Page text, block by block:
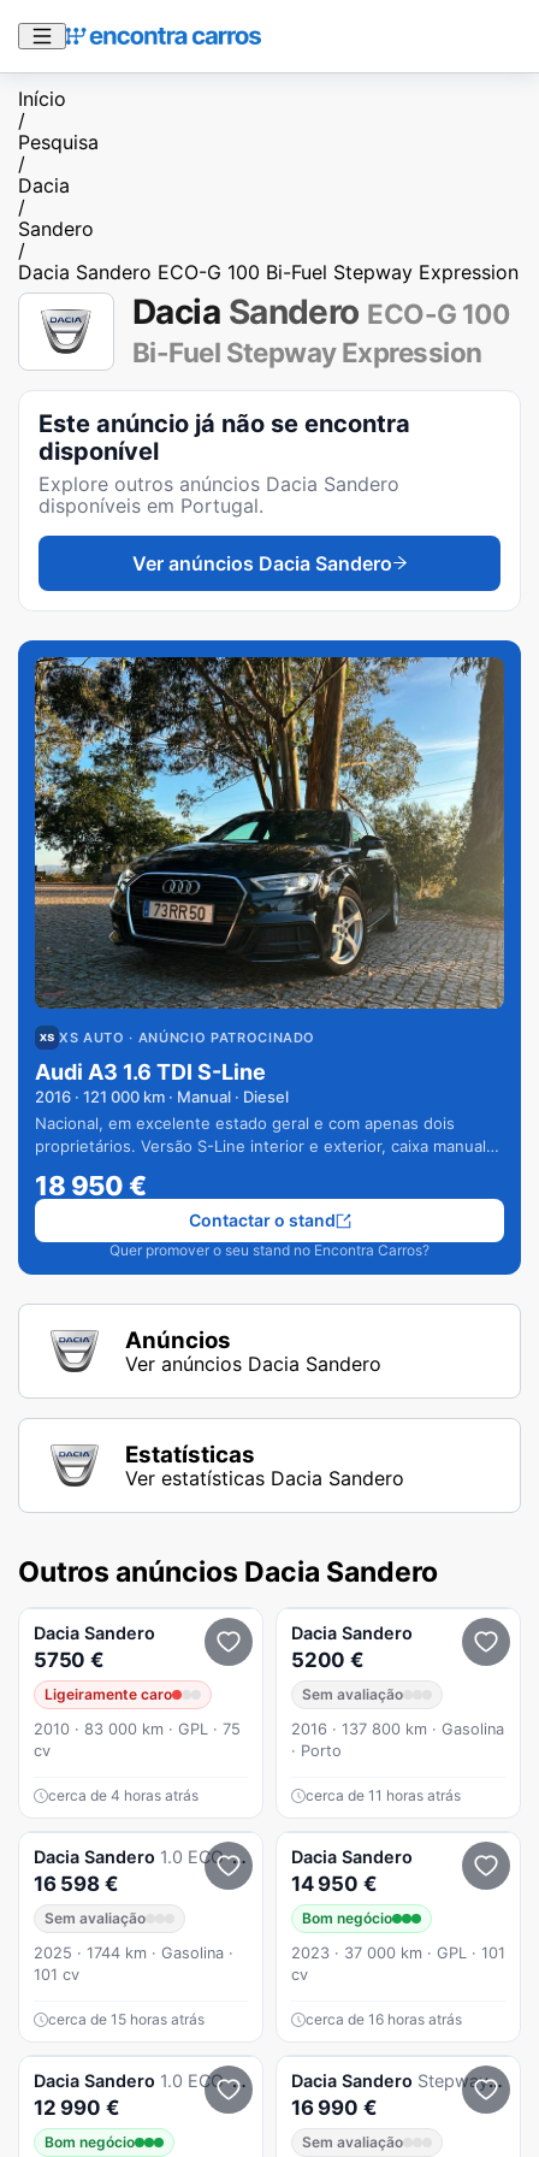
Início
/
Pesquisa
/
Dacia
/
Sandero
/
Dacia Sandero ECO-G 100 Bi-Fuel Stepway Expression
Dacia Sandero ECO-G 100
Bi-Fuel Stepway Expression
Este anúncio já não se encontra
disponível
Explore outros anúncios Dacia Sandero
disponíveis em Portugal.
Ver anúncios Dacia Sandero
XS AUTO · ANÚNCIO PATROCINADO
Audi A3 1.6 TDI S-Line
2016 · 121 000 km · Manual · Diesel
Nacional, em excelente estado geral e com apenas dois
proprietários. Versão S-Line interior e exterior, caixa manual
18 950€
Quer promover o seu stand no Encontra Carros?
Contactar o stand
Anúncios
Ver anúncios Dacia Sandero
Estatísticas
Ver estatísticas Dacia Sandero
Outros anúncios Dacia Sandero
Dacia Sandero
5750 €
Ligeiramente caro
2010 · 83 000 km · GPL · 75
cv
cerca de 4 horas atrás
Dacia Sandero
5200 €
Sem avaliação
2016 · 137 800 km · Gasolina
· Porto
cerca de 11 horas atrás
Dacia Sandero 1.0 ECO-G Essential Bi-Fuel
16 598 €
Sem avaliação
2025 · 1744 km · Gasolina ·
101 cv
cerca de 15 horas atrás
Dacia Sandero
14 950 €
Bom negócio
2023 · 37 000 km · GPL · 101
cv
cerca de 16 horas atrás
Dacia Sandero 1.0 ECO-G Stepway Bi-Fuel
12 990 €
Bom negócio
Dacia Sandero Stepway TCe 90 CVT Comfort
16 990 €
Sem avaliação